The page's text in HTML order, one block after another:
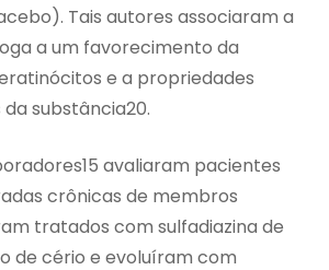
Tais autores associaram a
a um favorecimento da
e a propriedades
substância20.
avaliaram pacientes
crônicas de membros
tratados com sulfadiazina de
de cério e evoluíram com